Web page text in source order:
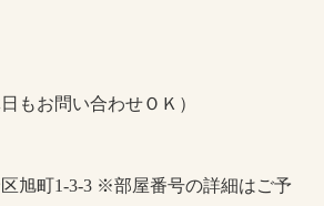
もお問い合わせＯＫ）
旭町1-3-3 ※部屋番号の詳細はご予